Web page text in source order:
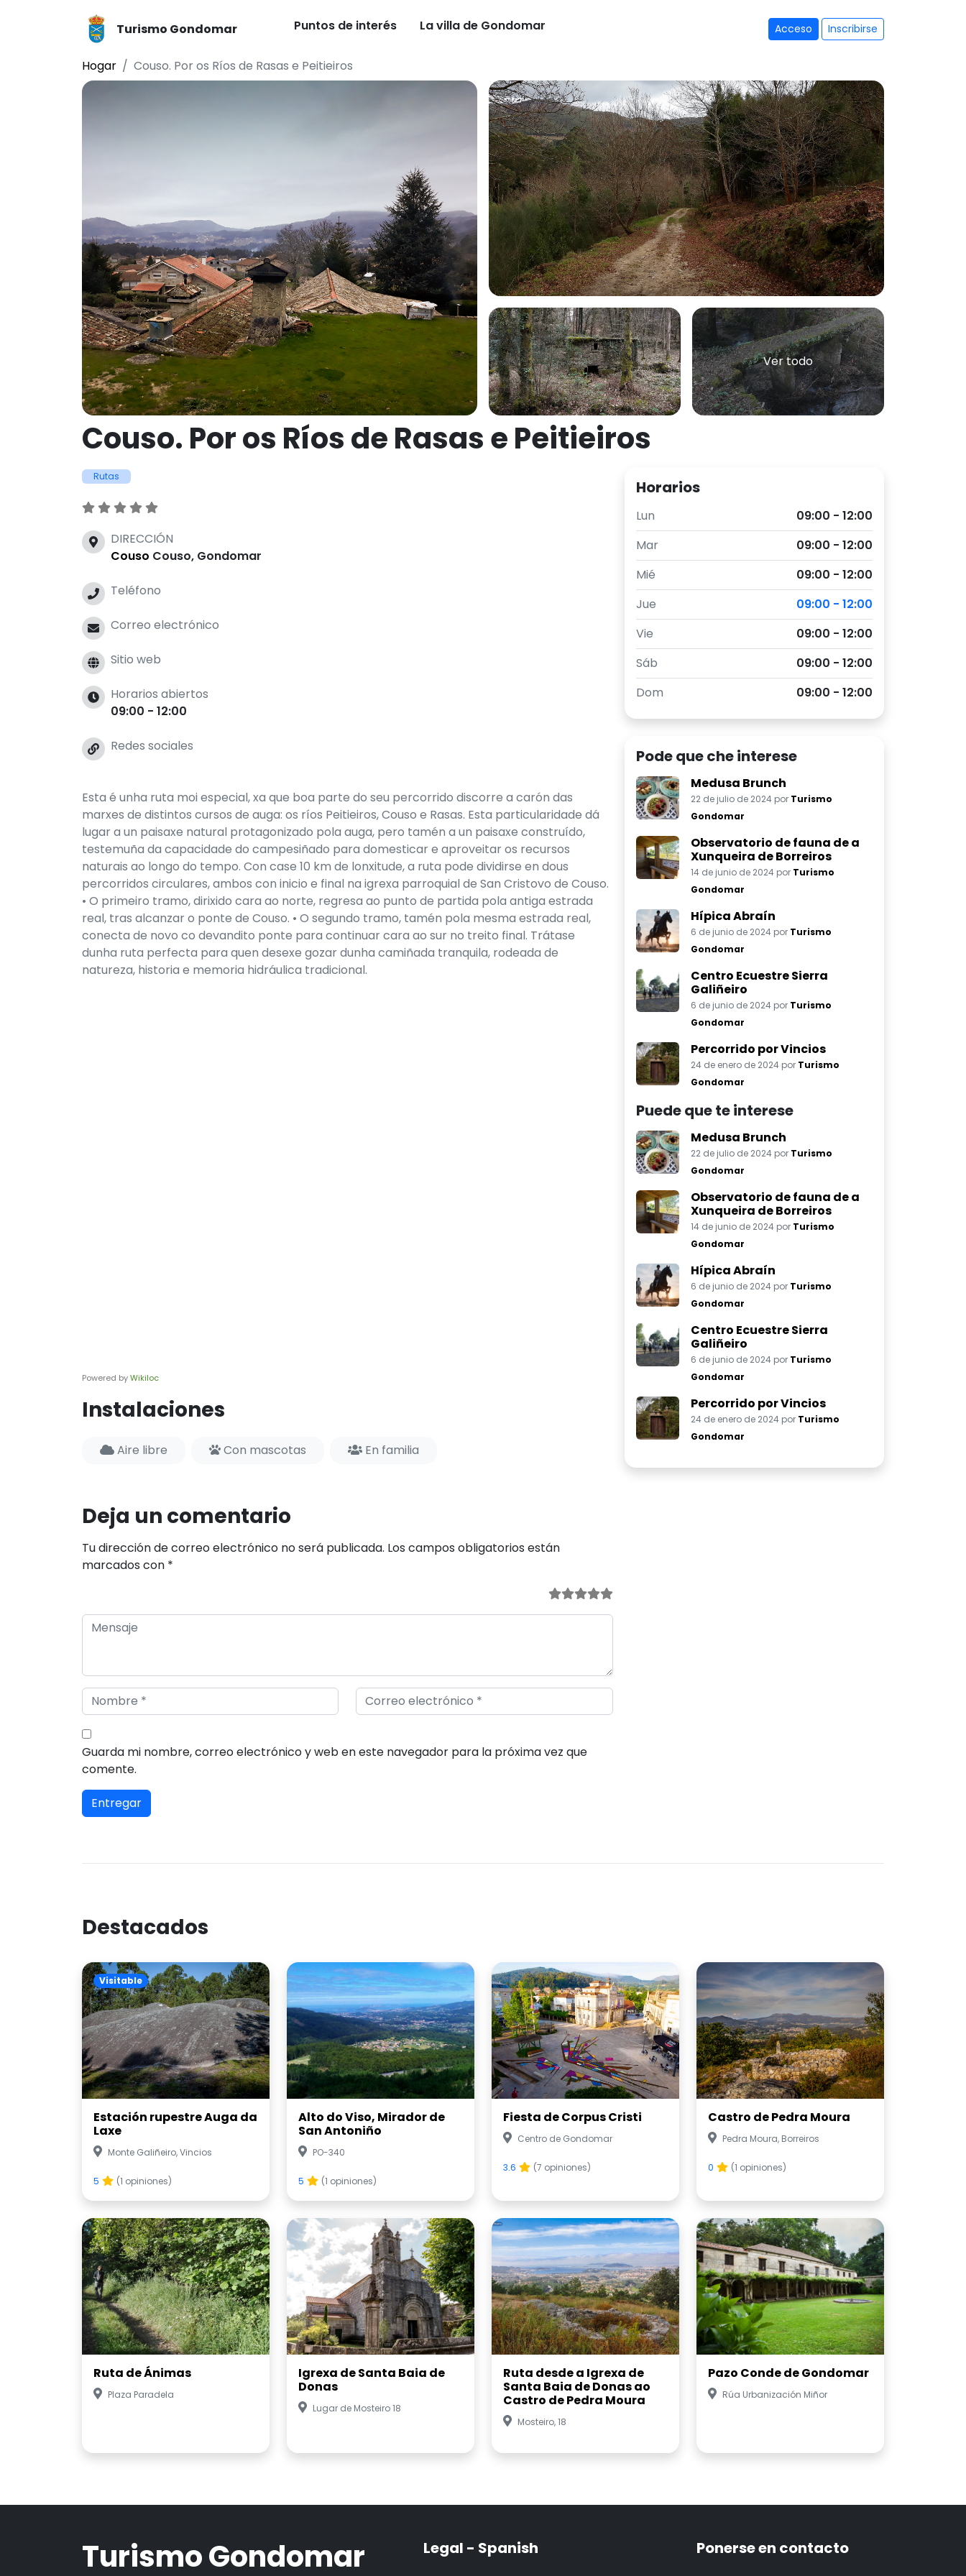
Turismo Gondomar Puntos de interés La villa de Gondomar Acceso Inscribirse
Hogar Couso. Por os Ríos de Rasas e Peitieiros
Ver todo
Couso. Por os Ríos de Rasas e Peitieiros
Rutas
DIRECCIÓN
Couso Couso, Gondomar
Teléfono
Correo electrónico
Sitio web
Horarios abiertos
09:00 - 12:00
Redes sociales
Esta é unha ruta moi especial, xa que boa parte do seu percorrido discorre a carón das
marxes de distintos cursos de auga: os ríos Peitieiros, Couso e Rasas. Esta particularidade dá
lugar a un paisaxe natural protagonizado pola auga, pero tamén a un paisaxe construído,
testemuña da capacidade do campesiñado para domesticar e aproveitar os recursos
naturais ao longo do tempo. Con case 10 km de lonxitude, a ruta pode dividirse en dous
percorridos circulares, ambos con inicio e final na igrexa parroquial de San Cristovo de Couso.
• O primeiro tramo, dirixido cara ao norte, regresa ao punto de partida pola antiga estrada
real, tras alcanzar o ponte de Couso. • O segundo tramo, tamén pola mesma estrada real,
conecta de novo co devandito ponte para continuar cara ao sur no treito final. Trátase
dunha ruta perfecta para quen desexe gozar dunha camiñada tranquila, rodeada de
natureza, historia e memoria hidráulica tradicional.
Powered byWikiloc
Instalaciones
Aire libre Con mascotas En familia
Deja un comentario
Tu dirección de correo electrónico no será publicada. Los campos obligatorios están
marcados con *
Guarda mi nombre, correo electrónico y web en este navegador para la próxima vez que
comente.
Horarios
Lun
09:00 - 12:00
Mar
09:00 - 12:00
Mié
09:00 - 12:00
Jue
09:00 - 12:00
Vie
09:00 - 12:00
Sáb
09:00 - 12:00
Dom
09:00 - 12:00
Pode que che interese
Medusa Brunch
22 de julio de 2024 por Turismo
Gondomar
Observatorio de fauna de a
Xunqueira de Borreiros
14 de junio de 2024 por Turismo
Gondomar
Hípica Abraín
6 de junio de 2024 por Turismo
Gondomar
Centro Ecuestre Sierra
Galiñeiro
6 de junio de 2024 por Turismo
Gondomar
Percorrido por Vincios
24 de enero de 2024 por Turismo
Gondomar
Puede que te interese
Medusa Brunch
22 de julio de 2024 por Turismo
Gondomar
Observatorio de fauna de a
Xunqueira de Borreiros
14 de junio de 2024 por Turismo
Gondomar
Hípica Abraín
6 de junio de 2024 por Turismo
Gondomar
Centro Ecuestre Sierra
Galiñeiro
6 de junio de 2024 por Turismo
Gondomar
Percorrido por Vincios
24 de enero de 2024 por Turismo
Gondomar
Destacados
Visitable
Estación rupestre Auga da
Laxe
Monte Galiñeiro, Vincios
5 (1 opiniones)
Alto do Viso, Mirador de
San Antoniño
PO-340
5 (1 opiniones)
Fiesta de Corpus Cristi
Centro de Gondomar
3.6 (7 opiniones)
Castro de Pedra Moura
Pedra Moura, Borreiros
0 (1 opiniones)
Ruta de Ánimas
Plaza Paradela
Igrexa de Santa Baia de
Donas
Lugar de Mosteiro 18
Ruta desde a Igrexa de
Santa Baia de Donas ao
Castro de Pedra Moura
Mosteiro, 18
Pazo Conde de Gondomar
Rúa Urbanización Miñor
Turismo Gondomar Legal - Spanish Ponerse en contacto